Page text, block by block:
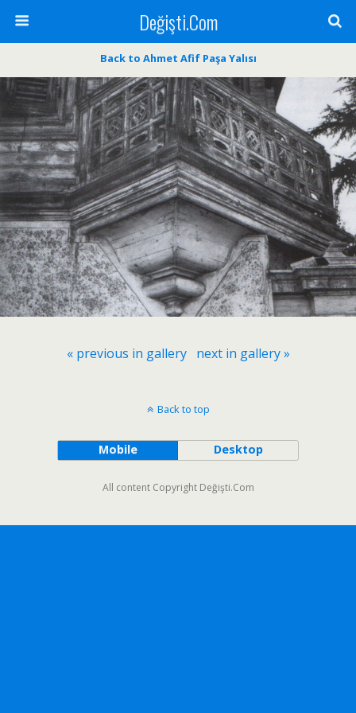
Değişti.Com
Back to Ahmet Afif Paşa Yalısı
« previous in gallery next in gallery »
Back to top
Mobile Desktop
All content Copyright Değişti.Com